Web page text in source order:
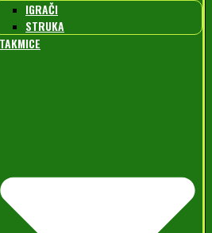
IGRAČI
STRUKA